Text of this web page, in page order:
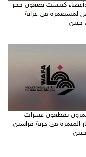
وأعضاء كنيست يضعون حجر
لمستعمرة في عرابة
جنين
يقطعون عشرات
المثمرة في خربة فراسين